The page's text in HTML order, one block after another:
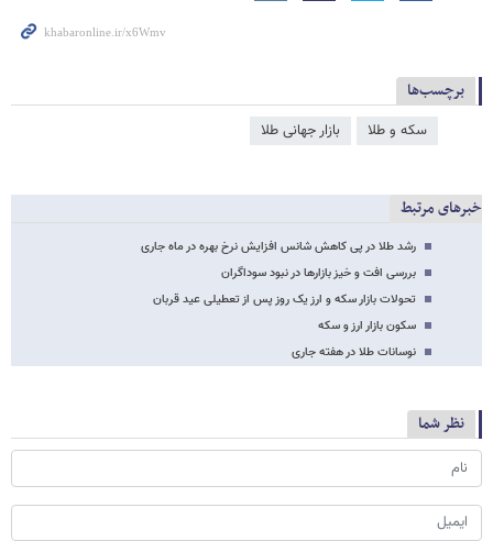
برچسب‌ها
سکه و طلا بازار جهانی طلا
خبرهای مرتبط
رشد طلا در پی کاهش شانس افزایش نرخ بهره در ماه جاری
بررسی افت و خیز بازارها در نبود سوداگران
تحولات بازار سکه و ارز یک روز پس از تعطیلی عید قربان
سکون بازار ارز و سکه
نوسانات طلا در هفته جاری
نظر شما